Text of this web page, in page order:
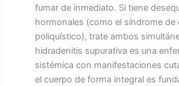
fumar de inmediato. Si tiene
hormonales (como el síndrome de
poliquístico), trate ambos
hidradenitis supurativa es una
sistémica con manifestaciones
el cuerpo de forma integral es